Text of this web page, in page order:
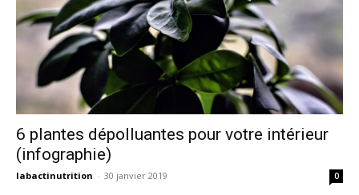
6 plantes dépolluantes pour votre intérieur
(infographie)
labactinutrition - 30 janvier 2019 0